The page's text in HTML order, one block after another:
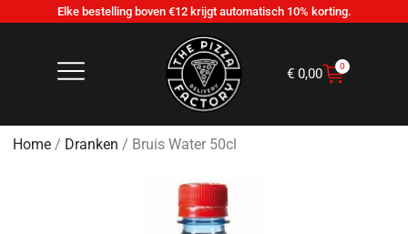
Elke bestelling boven €12 krijgt automatisch 10% korting.
€ 0,00 0
Home / Dranken / Bruis Water 50cl